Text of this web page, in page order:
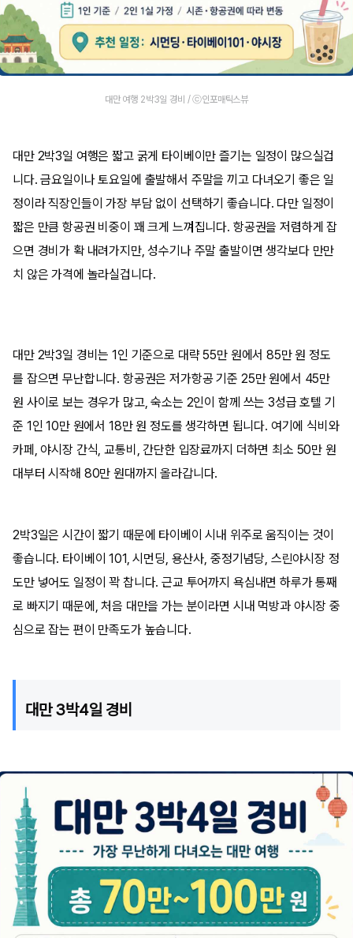
대만 여행 2박3일 경비 / ⓒ인포매틱스뷰
대만 2박3일 여행은 짧고 굵게 타이베이만 즐기는 일정이 많으실겁
니다. 금요일이나 토요일에 출발해서 주말을 끼고 다녀오기 좋은 일
정이라 직장인들이 가장 부담 없이 선택하기 좋습니다. 다만 일정이
짧은 만큼 항공권 비중이 꽤 크게 느껴집니다. 항공권을 저렴하게 잡
으면 경비가 확 내려가지만, 성수기나 주말 출발이면 생각보다 만만
치 않은 가격에 놀라실겁니다.
대만 2박3일 경비는 1인 기준으로 대략 55만 원에서 85만 원 정도
를 잡으면 무난합니다. 항공권은 저가항공 기준 25만 원에서 45만
원 사이로 보는 경우가 많고, 숙소는 2인이 함께 쓰는 3성급 호텔 기
준 1인 10만 원에서 18만 원 정도를 생각하면 됩니다. 여기에 식비와
카페, 야시장 간식, 교통비, 간단한 입장료까지 더하면 최소 50만 원
대부터 시작해 80만 원대까지 올라갑니다.
2박3일은 시간이 짧기 때문에 타이베이 시내 위주로 움직이는 것이
좋습니다. 타이베이 101, 시먼딩, 용산사, 중정기념당, 스린야시장 정
도만 넣어도 일정이 꽉 찹니다. 근교 투어까지 욕심내면 하루가 통째
로 빠지기 때문에, 처음 대만을 가는 분이라면 시내 먹방과 야시장 중
심으로 잡는 편이 만족도가 높습니다.
대만 3박4일 경비